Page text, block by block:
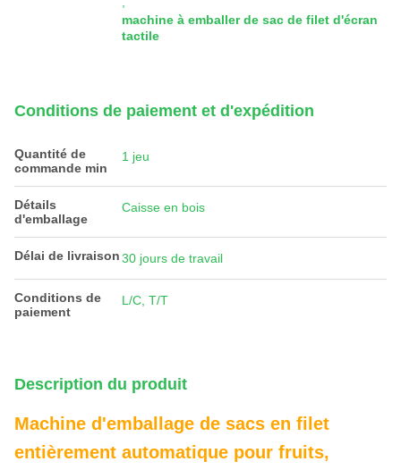
machine à emballer de sac de filet d'écran
tactile
Conditions de paiement et d'expédition
Quantité de
commande min
1 jeu
Détails
d'emballage
Caisse en bois
Délai de livraison30 jours de travail
Conditions de
paiement
L/C, T/T
Description du produit
Machine d'emballage de sacs en filet
entièrement automatique pour fruits,